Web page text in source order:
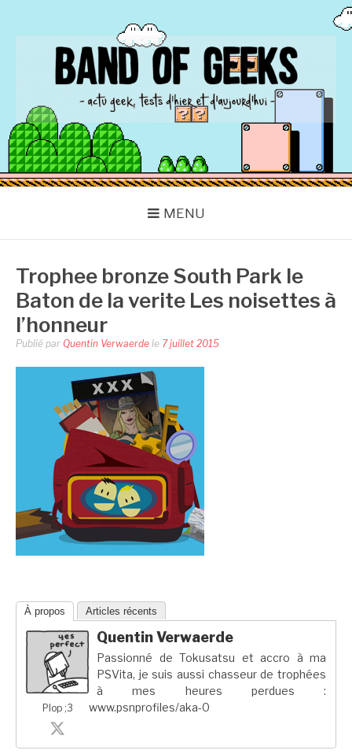
BAND OF GEEKS
Actu Geek d'hier et d'aujourd'hui
MENU
Trophee bronze South Park le
Baton de la verite Les noisettes à
l’honneur
Publié par Quentin Verwaerde le 7 juillet 2015
À propos Articles récents
Plop ;3
Quentin Verwaerde
Passionné de Tokusatsu et accro à ma
PSVita, je suis aussi chasseur de trophées
à mes heures perdues :
www.psnprofiles/aka-0